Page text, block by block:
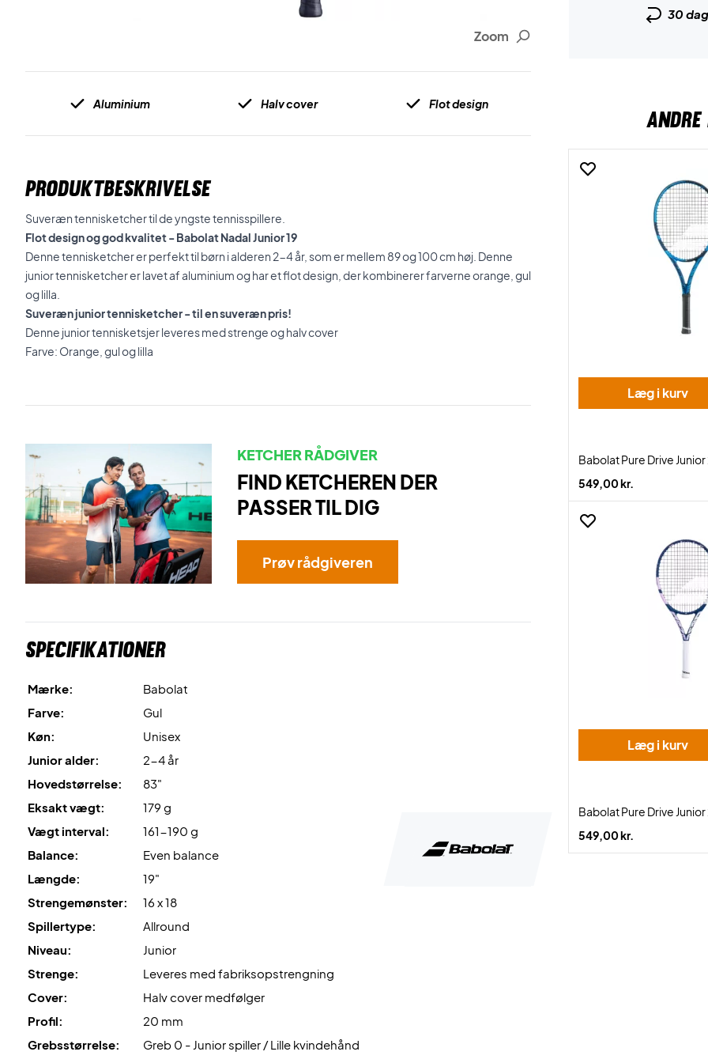
Zoom
Aluminium Halv cover Flot design
PRODUKTBESKRIVELSE
Suveræn tennisketcher til de yngste tennisspillere.
Flot design og god kvalitet - Babolat Nadal Junior 19
Denne tennisketcher er perfekt til børn i alderen 2-4 år, som er mellem 89 og 100 cm høj. Denne
junior tennisketcher er lavet af aluminium og har et flot design, der kombinerer farverne orange, gul
og lilla.
Suveræn junior tennisketcher - til en suveræn pris!
Denne junior tennisketsjer leveres med strenge og halv cover
Farve: Orange, gul og lilla
KETCHER RÅDGIVER
FIND KETCHEREN DER
PASSER TIL DIG
Prøv rådgiveren
Specifikationer
Mærke:
Babolat
Farve:
Gul
Køn:
Unisex
Junior alder:
2-4 år
Hovedstørrelse:
83"
Eksakt vægt:
179 g
Vægt interval:
161-190 g
Balance:
Even balance
Længde:
19"
Strengemønster:
16 x 18
Spillertype:
Allround
Niveau:
Junior
Strenge:
Leveres med fabriksopstrengning
Cover:
Halv cover medfølger
Profil:
20 mm
Grebsstørrelse:
Greb 0 - Junior spiller / Lille kvindehånd
30
Læg i kurv
Babolat Pure Drive Junior
549,00 kr.
Læg i kurv
Babolat Pure Drive Junior
549,00 kr.